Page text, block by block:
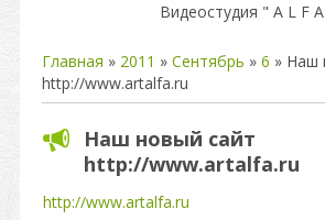
Видеостудия " A L F
Главная » 2011 » Сентябрь » 6 » Наш
http://www.artalfa.ru
Наш новый сайт
http://www.artalfa.ru
http://www.artalfa.ru